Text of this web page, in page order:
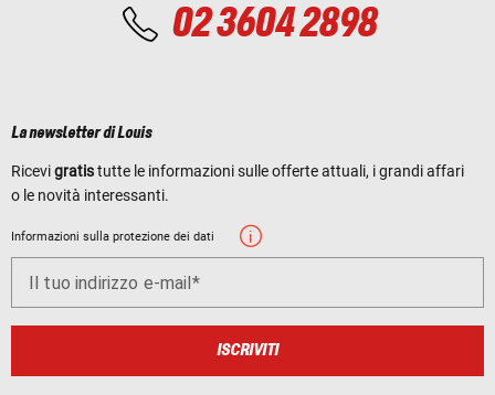
02 3604 2898
La newsletter di Louis
Ricevigratistutte le informazioni sulle offerte attuali, i grandi affari
o le novità interessanti.
Informazioni sulla protezione dei dati
Il tuo indirizzo e-mail
ISCRIVITI